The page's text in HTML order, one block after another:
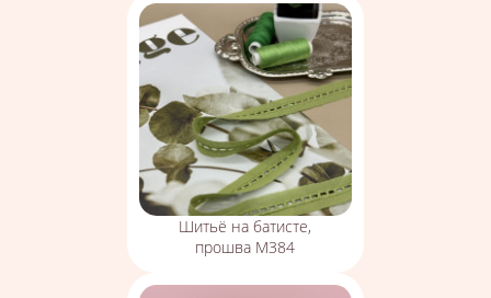
Шитьё на батисте,
прошва М384